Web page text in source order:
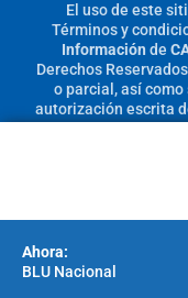
El uso de este
Términos y
Información de
Derechos
o parcial, así
autorización escrita
BLU Nacional